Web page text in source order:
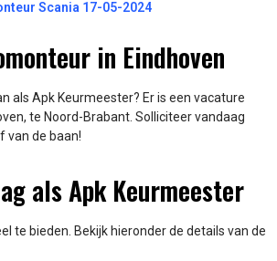
Scania 17-05-2024
in Eindhoven
als Apk Keurmeester? Er is een vacature
te Noord-Brabant. Solliciteer vandaag
van de baan!
als Apk Keurmeester
te bieden. Bekijk hieronder de details van de